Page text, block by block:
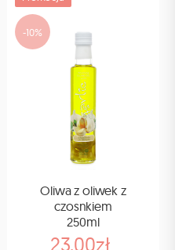
-10%
Oliwa z oliwek z
czosnkiem
250ml
23.00zł